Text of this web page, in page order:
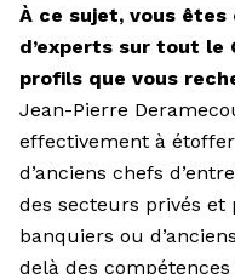
À ce sujet, vous
d’experts sur tout le
profils que vous
Jean-Pierre
effectivement à
d’anciens chefs
des secteurs privés
banquiers ou
delà des